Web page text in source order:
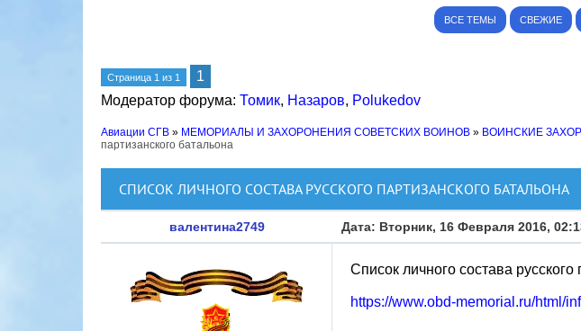
ВСЕ ТЕМЫ СВЕЖИЕ
Страница 1 из 1
1
Модератор форума: Томик, Назаров, Polukedov
Авиации СГВ » МЕМОРИАЛЫ И ЗАХОРОНЕНИЯ СОВЕТСКИХ ВОИНОВ » ВОИНСКИЕ
партизанского батальона
СПИСОК ЛИЧНОГО СОСТАВА РУССКОГО ПАРТИЗАНСКОГО БАТАЛЬОНА
валентина2749 Дата: Вторник, 16 Февраля 2016,
Список личного состава
https://www.obd-memorial.ru/html/